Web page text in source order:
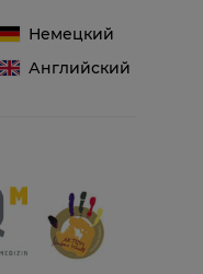
Немецкий
Английский